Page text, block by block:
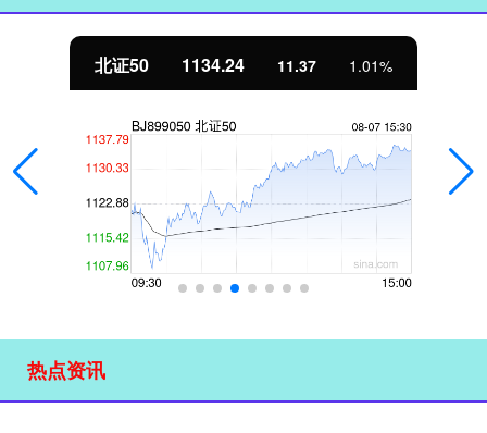
北证50 1134.24 11.37 1.01%
热点资讯